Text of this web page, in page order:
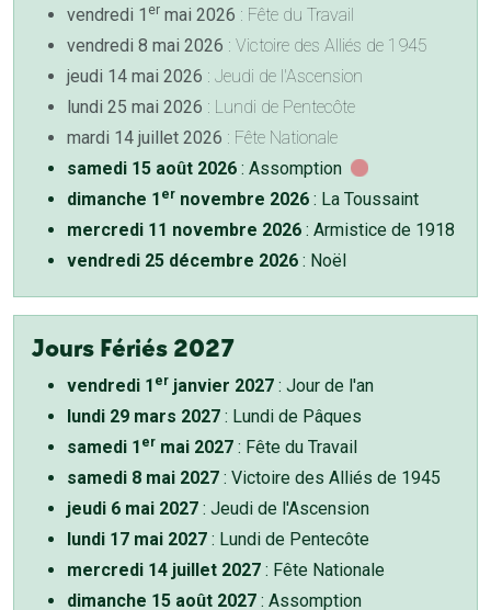
vendredi 1 er mai 2026 : Fête du Travail
vendredi 8 mai 2026 : Victoire des Alliés de 1945
jeudi 14 mai 2026 : Jeudi de l'Ascension
lundi 25 mai 2026 : Lundi de Pentecôte
mardi 14 juillet 2026 : Fête Nationale
samedi 15 août 2026 : Assomption
dimanche 1 er novembre 2026 : La Toussaint
mercredi 11 novembre 2026 : Armistice de 1918
vendredi 25 décembre 2026 : Noël
Jours Fériés 2027
vendredi 1 er janvier 2027 : Jour de l'an
lundi 29 mars 2027 : Lundi de Pâques
samedi 1 er mai 2027 : Fête du Travail
samedi 8 mai 2027 : Victoire des Alliés de 1945
jeudi 6 mai 2027 : Jeudi de l'Ascension
lundi 17 mai 2027 : Lundi de Pentecôte
mercredi 14 juillet 2027 : Fête Nationale
dimanche 15 août 2027 : Assomption